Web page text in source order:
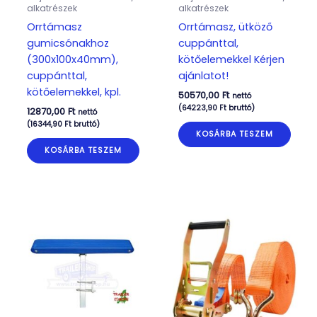
alkatrészek
Orrtámasz
gumicsónakhoz
(300x100x40mm),
cuppánttal,
kötőelemekkel, kpl.
12870,00 Ft nettó
(16344,90 Ftbruttó)
KOSÁRBA TESZEM
alkatrészek
Orrtámasz, ütköző
cuppánttal,
kötőelemekkel Kérjen
ajánlatot!
50570,00 Ft nettó
(64223,90 Ftbruttó)
KOSÁRBA TESZEM